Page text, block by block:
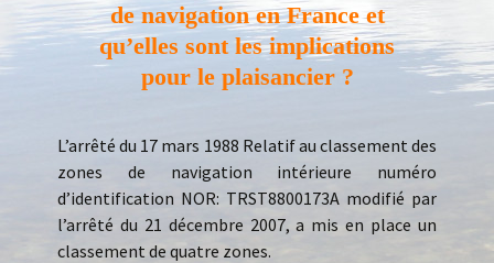
de navigation en France et
qu’elles sont les implications
pour le plaisancier ?
L’arrêté du 17 mars 1988 Relatif au classement des
zones de navigation intérieure numéro
d’identification NOR: TRST8800173A modifié par
l’arrêté du 21 décembre 2007, a mis en place un
classement de quatre zones.